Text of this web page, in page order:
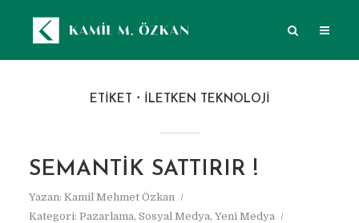
ETIKET ILETKEN TEKNOLOJI
SEMANTIK SATTIRIR !
Yazan: Kamil Mehmet Özkan
Kategori: Pazarlama, Sosyal Medya, Yeni Medya